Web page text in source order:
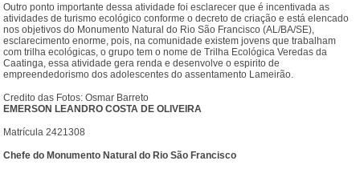
Outro ponto importante dessa atividade foi esclarecer que é incentivada as
atividades de turismo ecológico conforme o decreto de criação e está elencado
nos objetivos do Monumento Natural do Rio São Francisco (AL/BA/SE),
esclarecimento enorme, pois, na comunidade existem jovens que trabalham
com trilha ecológicas, o grupo tem o nome de Trilha Ecológica Veredas da
Caatinga, essa atividade gera renda e desenvolve o espirito de
empreendedorismo dos adolescentes do assentamento Lameirão.
Credito das Fotos: Osmar Barreto
EMERSON LEANDRO COSTA DE OLIVEIRA
Matrícula 2421308
Chefe do Monumento Natural do Rio São Francisco